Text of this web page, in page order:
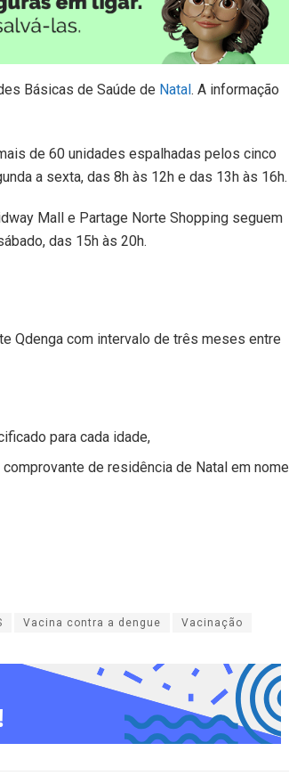
Básicas de Saúde de Natal . A informação
de 60 unidades espalhadas pelos cinco
a sexta, das 8h às 12h e das 13h às 16h.
Mall e Partage Norte Shopping seguem
das 15h às 20h.
Qdenga com intervalo de três meses entre
para cada idade,
de residência de Natal em nome
Vacina contra a dengue Vacinação